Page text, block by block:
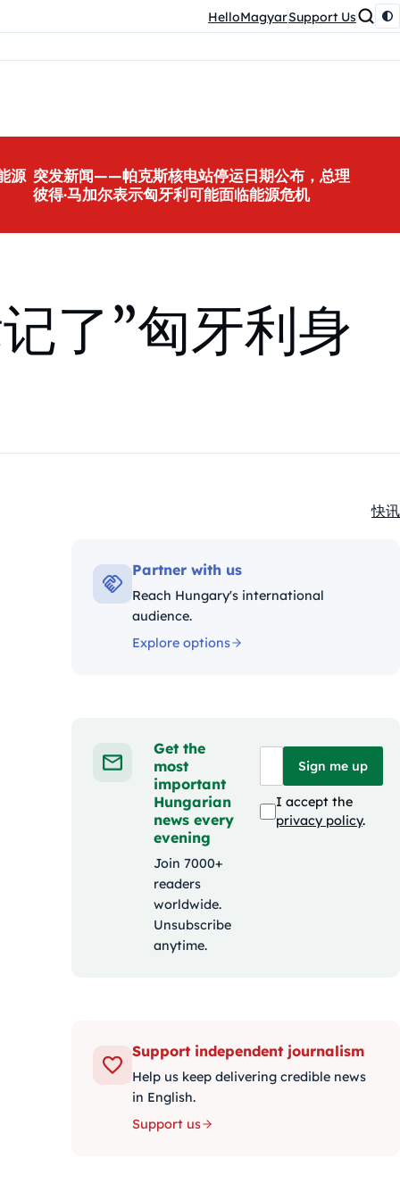
HelloMagyarSupport Us
源 突发新闻——帕克斯核电站停运日期公布，总理
彼得·马加尔表示匈牙利可能面临能源危机
了”匈牙利身
快讯
Partner with us
Reach Hungary's international
audience.
Explore options
Get the
most
important
Hungarian
news every
evening
Join 7000+
readers
worldwide.
Unsubscribe
anytime.
Sign me up
I accept the
privacy policy.
Support independent journalism
Help us keep delivering credible news
in English.
Support us